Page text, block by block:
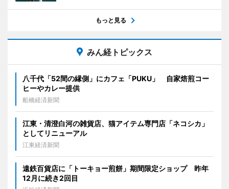
もっと見る
みん経トピックス
八千代「52間の縁側」にカフェ「PUKU」 自家焙煎コー
ヒーやカレー提供
船橋経済新聞
江東・清澄白河の雑貨店、猫アイテム専門店「ネコシカ」
としてリニューアル
江東経済新聞
遠鉄百貨店に「トーキョー煎餅」期間限定ショップ 昨年
12月に続き2回目